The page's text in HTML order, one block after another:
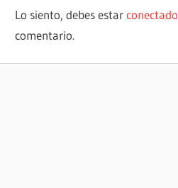
Lo siento, debes estarconectado
comentario.